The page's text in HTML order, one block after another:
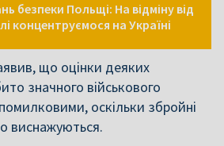
безпеки Польщі: На відміну від
концентруємося на Україні
що оцінки деяких
значного військового
оскільки збройні
виснажуються.